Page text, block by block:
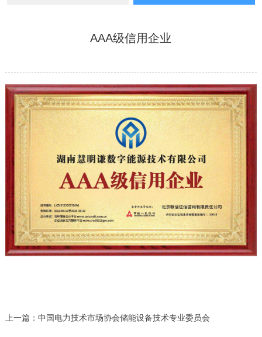
AAA级信用企业
上一篇： 中国电力技术市场协会储能设备技术专业委员会